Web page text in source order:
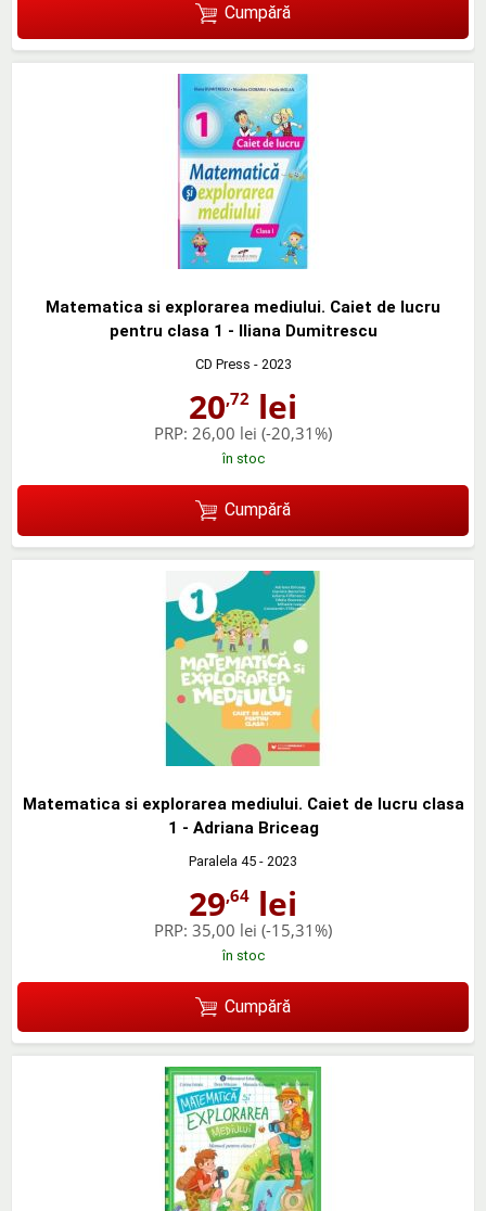
Cumpără
Matematica si explorarea mediului. Caiet de lucru
pentru clasa 1 - Iliana Dumitrescu
CD Press - 2023
20,72 lei
PRP: 26,00 lei (-20,31%)
în stoc
Cumpără
Matematica si explorarea mediului. Caiet de lucru clasa
1 - Adriana Briceag
Paralela 45 - 2023
29,64 lei
PRP: 35,00 lei (-15,31%)
în stoc
Cumpără